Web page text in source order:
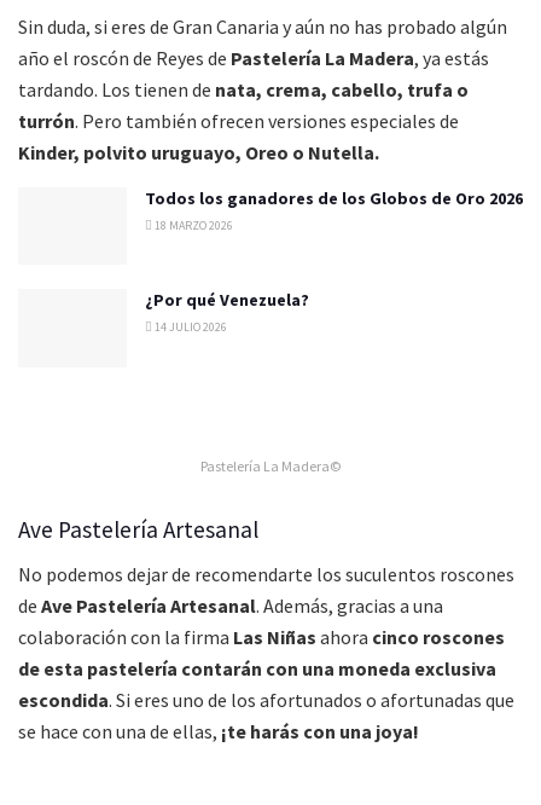
Sin duda, si eres de Gran Canaria y aún no has probado algún
año el roscón de Reyes de Pastelería La Madera, ya estás
tardando. Los tienen de nata, crema, cabello, trufa o
turrón. Pero también ofrecen versiones especiales de
Kinder, polvito uruguayo, Oreo o Nutella.
Todos los ganadores de los Globos de Oro 2026
18 MARZO 2026
¿Por qué Venezuela?
14 JULIO 2026
Pastelería La Madera©
Ave Pastelería Artesanal
No podemos dejar de recomendarte los suculentos roscones
de Ave Pastelería Artesanal. Además, gracias a una
colaboración con la firma Las Niñas ahora cinco roscones
de esta pastelería contarán con una moneda exclusiva
escondida. Si eres uno de los afortunados o afortunadas que
se hace con una de ellas, ¡te harás con una joya!